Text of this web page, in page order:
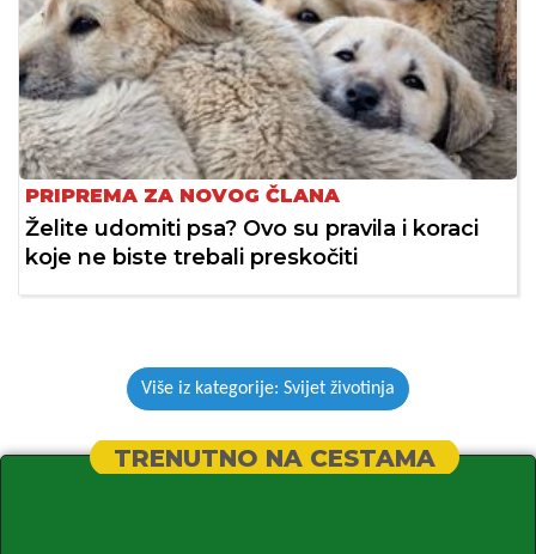
PRIPREMA ZA NOVOG ČLANA
Želite udomiti psa? Ovo su pravila i koraci
koje ne biste trebali preskočiti
Više iz kategorije: Svijet životinja
TRENUTNO NA CESTAMA